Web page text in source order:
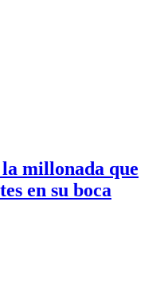
millonada que
en su boca